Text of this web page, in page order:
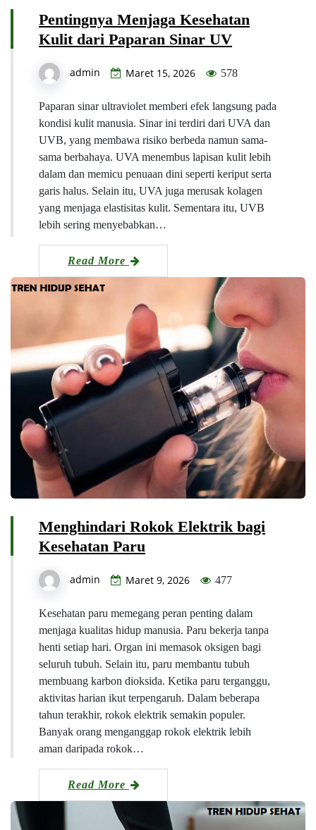
Pentingnya Menjaga Kesehatan
Kulit dari Paparan Sinar UV
admin Maret 15, 2026 578
Paparan sinar ultraviolet memberi efek langsung pada
kondisi kulit manusia. Sinar ini terdiri dari UVA dan
UVB, yang membawa risiko berbeda namun sama-
sama berbahaya. UVA menembus lapisan kulit lebih
dalam dan memicu penuaan dini seperti keriput serta
garis halus. Selain itu, UVA juga merusak kolagen
yang menjaga elastisitas kulit. Sementara itu, UVB
lebih sering menyebabkan…
Read More
Menghindari Rokok Elektrik bagi
Kesehatan Paru
admin Maret 9, 2026 477
Kesehatan paru memegang peran penting dalam
menjaga kualitas hidup manusia. Paru bekerja tanpa
henti setiap hari. Organ ini memasok oksigen bagi
seluruh tubuh. Selain itu, paru membantu tubuh
membuang karbon dioksida. Ketika paru terganggu,
aktivitas harian ikut terpengaruh. Dalam beberapa
tahun terakhir, rokok elektrik semakin populer.
Banyak orang menganggap rokok elektrik lebih
aman daripada rokok…
Read More